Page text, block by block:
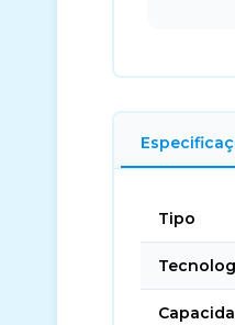
Tipo